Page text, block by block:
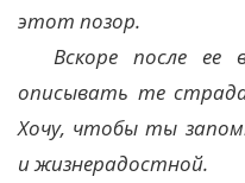
этот позор.
Вскоре после ее
описывать те
Хочу, чтобы ты
и жизнерадостной.